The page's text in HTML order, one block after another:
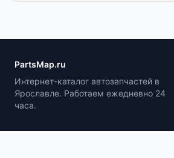
PartsMap.ru
Интернет-каталог автозапчастей в
Ярославле. Работаем ежедневно 24
часа.